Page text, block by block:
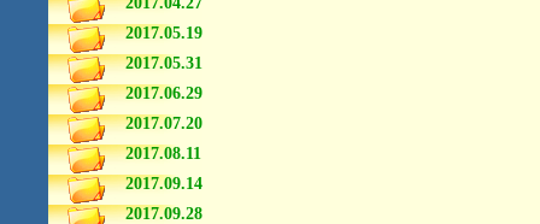
2017.05.19
2017.05.31
2017.06.29
2017.07.20
2017.08.11
2017.09.14
2017.09.28